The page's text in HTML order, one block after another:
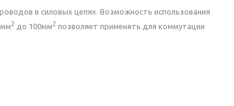
в силовых цепях. Возможность использования
2 до 100мм2 позволяет применять для коммутации